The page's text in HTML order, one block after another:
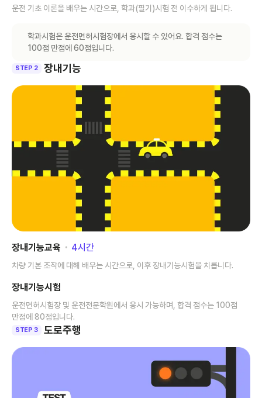
운전 기초 이론을 배우는 시간으로, 학과(필기)시험 전 이수하게 됩니다.
학과시험은 운전면허시험장에서 응시할 수 있어요. 합격 점수는
100점 만점에 60점입니다.
STEP 2 장내기능
장내기능교육 ･ 4시간
차량 기본 조작에 대해 배우는 시간으로, 이후 장내기능시험을 치릅니다.
장내기능시험
운전면허시험장 및 운전전문학원에서 응시 가능하며, 합격 점수는 100점
만점에 80점입니다.
STEP 3 도로주행